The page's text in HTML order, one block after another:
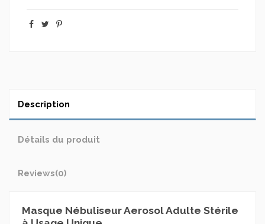
Description
Détails du produit
Reviews(0)
Masque Nébuliseur Aerosol Adulte Stérile